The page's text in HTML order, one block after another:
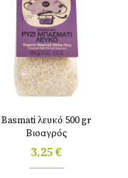
Basmati λευκό 500 gr
Βιοαγρός
3,25€